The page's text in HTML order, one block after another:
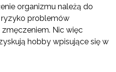
organizmu należą do
problemów
Nic więc
hobby wpisujące się w